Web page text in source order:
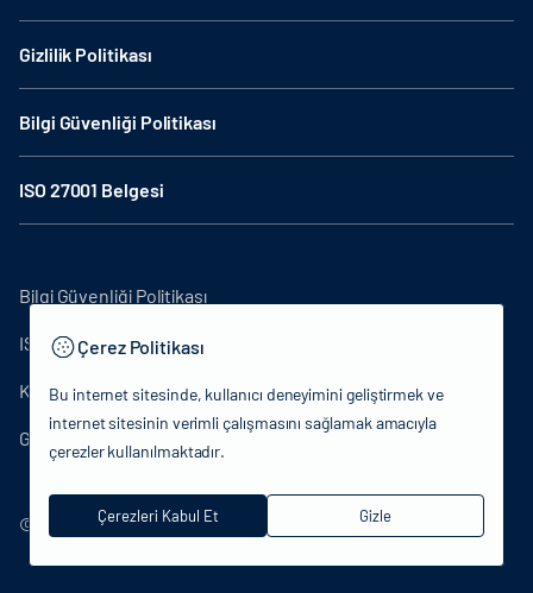
Gizlilik Politikası
Bilgi Güvenliği Politikası
ISO 27001 Belgesi
© 2024 T.C.Kütlür ve Turizm Bakanlığı - Tüm hakları saklıdır.
Bilgi Güvenliği Politikası
ISO27001
KVKK Aydınlatma Metni
Gizlilik Politikası
Çerez Politikası
Bu internet sitesinde, kullanıcı deneyimini geliştirmek ve
internet sitesinin verimli çalışmasını sağlamak amacıyla
çerezler kullanılmaktadır.
Çerezleri Kabul Et Gizle